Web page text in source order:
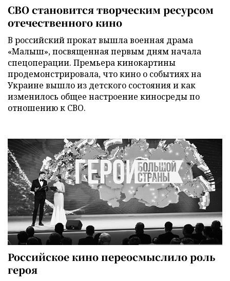
СВО становится творческим ресурсом
отечественного кино
В российский прокат вышла военная драма
«Малыш», посвященная первым дням начала
спецоперации. Премьера кинокартины
продемонстрировала, что кино о событиях на
Украине вышло из детского состояния и как
изменилось общее настроение киносреды по
отношению к СВО.
Российское кино переосмыслило роль
героя